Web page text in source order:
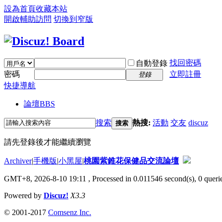
設為首頁收藏本站
開啟輔助訪問 切換到窄版
自動登錄 找回密碼
密碼
登錄
立即註冊
快捷導航
論壇BBS
搜索 搜索 熱搜: 活動 交友 discuz
請先登錄後才能繼續瀏覽
Archiver|手機版|小黑屋|桃園紫錐花保健品交流論壇
GMT+8, 2026-8-10 19:11 , Processed in 0.011546 second(s), 0
Powered by Discuz! X3.3
© 2001-2017 Comsenz Inc.